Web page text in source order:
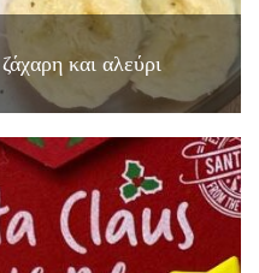
και αλεύρι